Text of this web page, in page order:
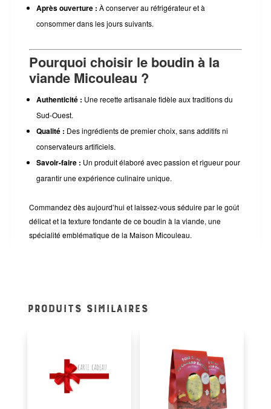
Après ouverture : À conserver au réfrigérateur et à
consommer dans les jours suivants.
Pourquoi choisir le boudin à la
viande Micouleau ?
Authenticité : Une recette artisanale fidèle aux traditions du
Sud-Ouest.
Qualité : Des ingrédients de premier choix, sans additifs ni
conservateurs artificiels.
Savoir-faire : Un produit élaboré avec passion et rigueur pour
garantir une expérience culinaire unique.
Commandez dès aujourd’hui et laissez-vous séduire par le goût
délicat et la texture fondante de ce boudin à la viande, une
spécialité emblématique de la Maison Micouleau.
PRODUITS SIMILAIRES